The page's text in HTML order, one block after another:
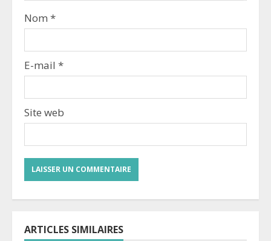
Nom *
E-mail *
Site web
ARTICLES SIMILAIRES